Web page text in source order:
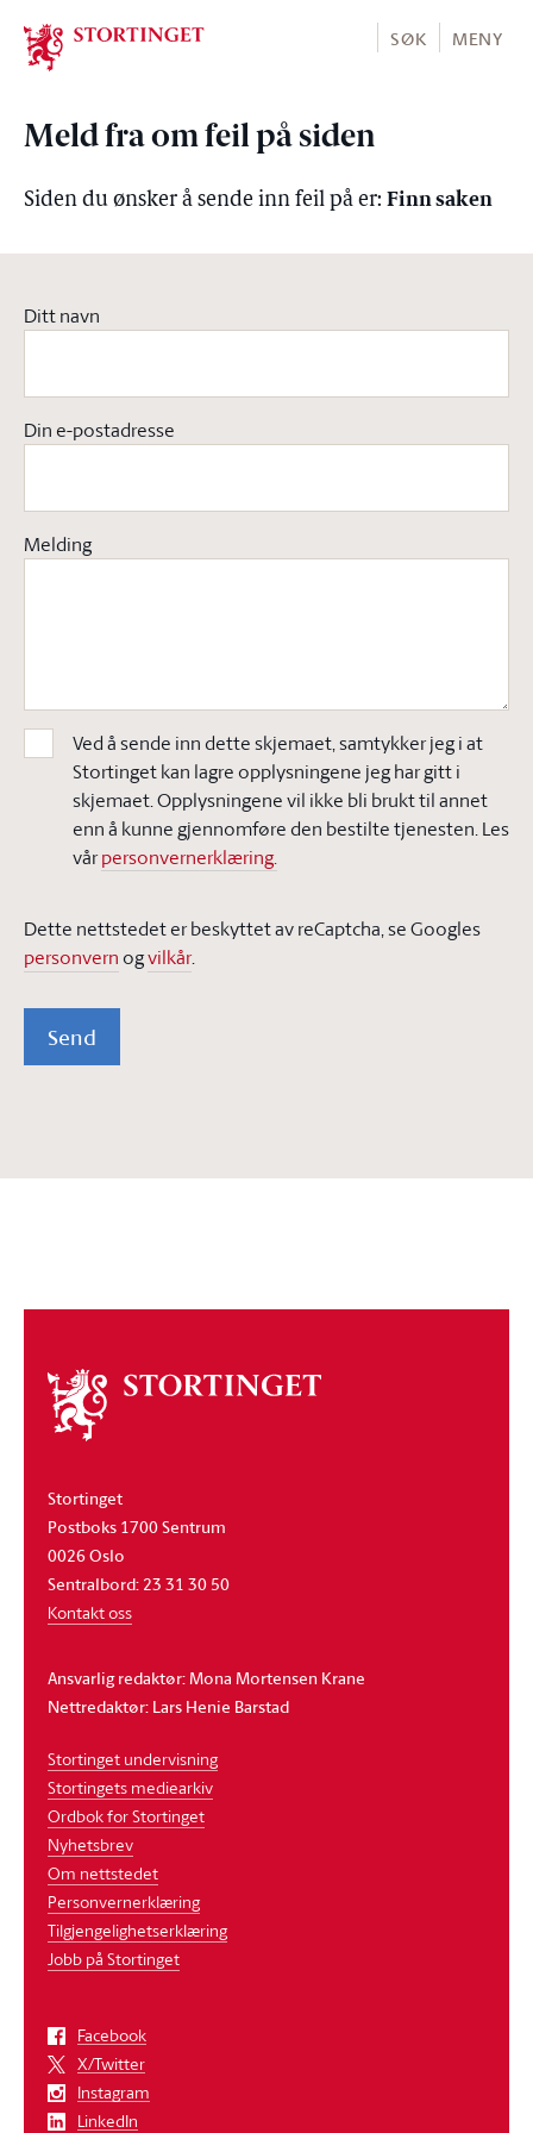
Stortinget.no
SØK MENY
Meld fra om feil på siden
Siden du ønsker å sende inn feil på er: Finn saken
Ditt navn
Din e-postadresse
Melding
Ved å sende inn dette skjemaet, samtykker jeg i at
Stortinget kan lagre opplysningene jeg har gitt i
skjemaet. Opplysningene vil ikke bli brukt til annet
enn å kunne gjennomføre den bestilte tjenesten. Les
vårpersonvernerklæring.
Dette nettstedet er beskyttet av reCaptcha, se Googles
personvern ogvilkår.
Send
Om
stortinget
Stortinget
Postboks 1700 Sentrum
0026 Oslo
Sentralbord: 23 31 30 50
Kontakt oss
Ansvarlig redaktør: Mona Mortensen Krane
Nettredaktør: Lars Henie Barstad
Stortinget undervisning
Stortingets mediearkiv
Ordbok for Stortinget
Nyhetsbrev
Om nettstedet
Personvernerklæring
Tilgjengelighetserklæring
Jobb på Stortinget
Facebook
X/Twitter
Instagram
LinkedIn